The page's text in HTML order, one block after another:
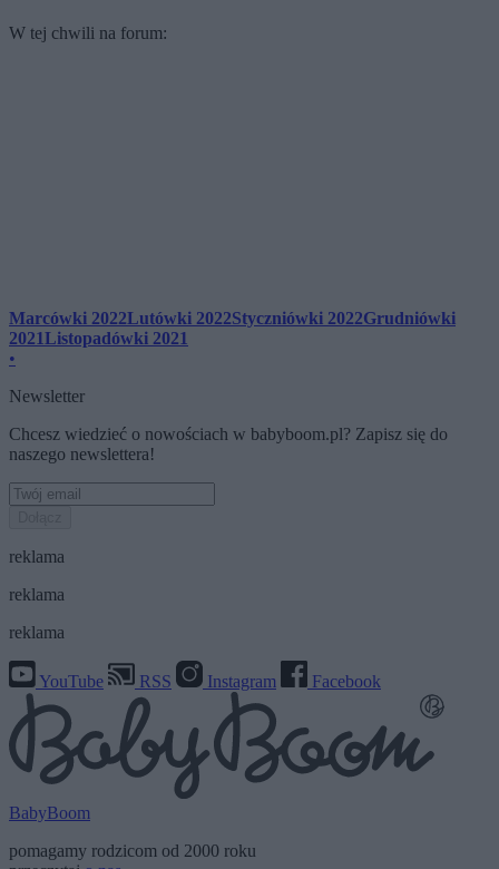
W tej chwili na forum:
Marcówki 2022Lutówki 2022Styczniówki 2022Grudniówki
2021Listopadówki 2021
•
Newsletter
Chcesz wiedzieć o nowościach w babyboom.pl? Zapisz się do
naszego newslettera!
reklama
reklama
reklama
YouTube RSS Instagram Facebook
BabyBoom
pomagamy rodzicom od 2000 roku